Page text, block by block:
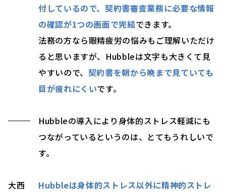
付しているので、契約書審査業務に必要な情報
の確認が1つの画面で完結できます。
法務の方なら眼精疲労の悩みもご理解いただけ
ると思いますが、Hubbleは文字も大きくて見
やすいので、 契約書を朝から晩まで見ていても
目が疲れにくいです。
Hubbleの導入により身体的ストレス軽減にも
つながっているというのは、とてもうれしいで
す。
大西
Hubbleは身体的ストレス以外に精神的ストレ